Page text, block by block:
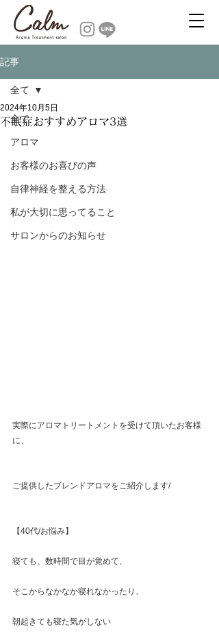
記事
全て
アロマ
お客様のお喜びの声
自律神経を整える方法
私が大切に思ってること
サロンからのお知らせ
全て
不眠症おすすめアロマ3選
2024年10月5日
実際にアロマトリートメントを受けて頂いたお客様
に、
ご提供したブレンドアロマをご紹介します/
【40代/お悩み】
寝ても、数時間で目が覚めて、
そこからなかなか寝れなかったり、
朝起きても寝た気がしない